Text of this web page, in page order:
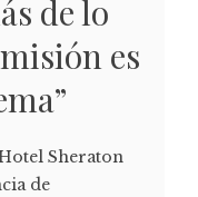
de lo
es
Sheraton
de